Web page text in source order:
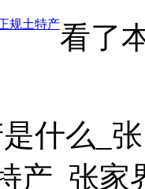
规土特产看了